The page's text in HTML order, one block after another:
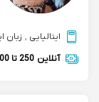
ایتالیایی , زبان
آنلاین 250 تا 300 هزارتومان